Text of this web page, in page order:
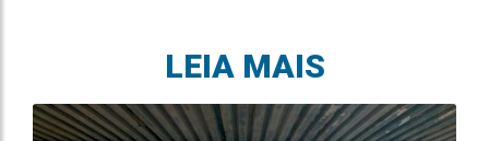
LEIA MAIS